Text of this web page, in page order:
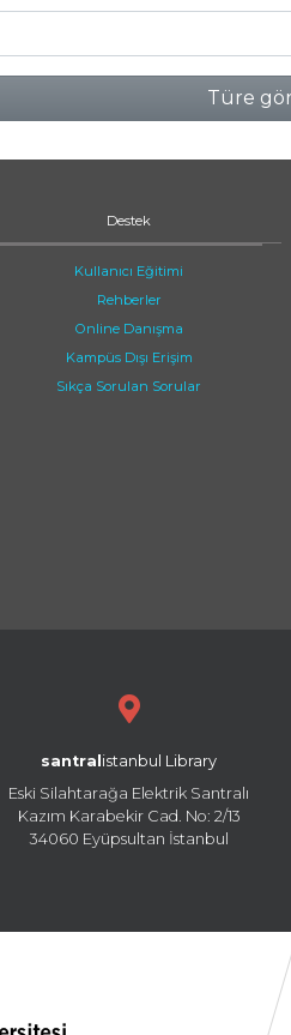
Türe
Destek
Kullanıcı Eğitimi
Rehberler
Online Danışma
Kampüs Dışı Erişim
Sıkça Sorulan Sorular
santral istanbul Library
Eski Silahtarağa Elektrik Santralı
Kazım Karabekir Cad. No: 2/13
34060 Eyüpsultan İstanbul